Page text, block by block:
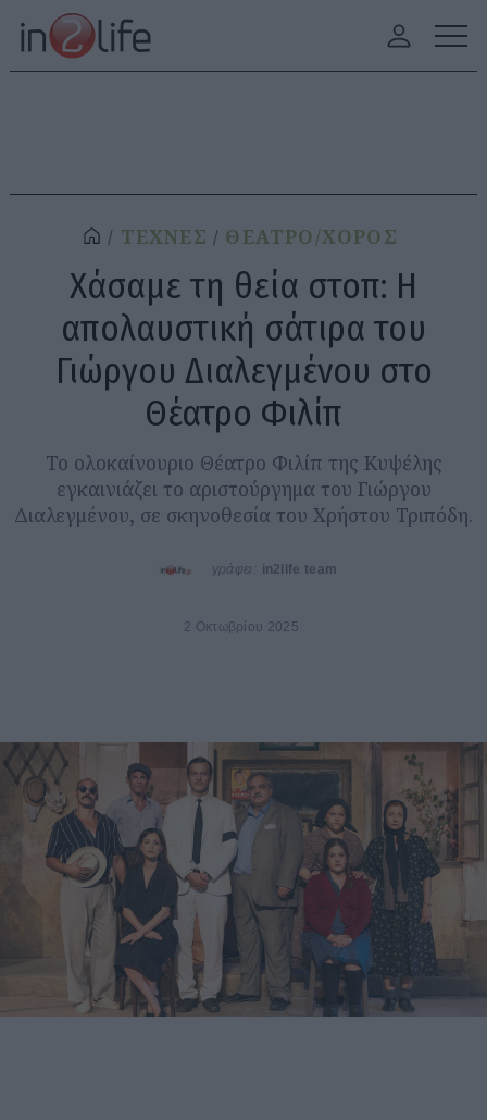
ΤΕΧΝΕΣ ΘΕΑΤΡΟ/ΧΟΡΟΣ
Χάσαμε τη θεία στοπ: Η
απολαυστική σάτιρα του
Γιώργου Διαλεγμένου στο
Θέατρο Φιλίπ
Το ολοκαίνουριο Θέατρο Φιλίπ της Κυψέλης
εγκαινιάζει το αριστούργημα του Γιώργου
Διαλεγμένου, σε σκηνοθεσία του Χρήστου Τριπόδη.
γράφει: in2life team
2 Οκτωβρίου 2025